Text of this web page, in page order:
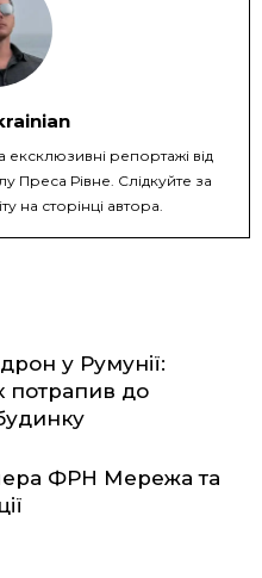
ексклюзивні репортажі від
Преса Рівне. Слідкуйте за
на сторінці автора.
у Румунії:
потрапив до
ФРН Мережа та